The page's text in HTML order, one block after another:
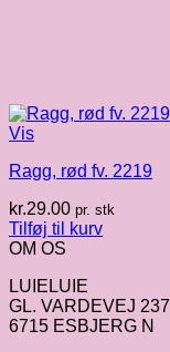
Vis
Ragg, rød fv. 2219
kr.29.00 pr. stk
Tilføj til kurv
OM OS
LUIELUIE
GL. VARDEVEJ 237
6715 ESBJERG N